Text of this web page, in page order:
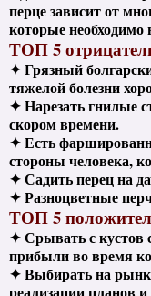
перце зависит от
которые необходимо
ТОП 5
✦ Грязный
тяжелой болезни
✦ Нарезать гнилые
скором времени.
✦ Есть
стороны человека,
✦ Садить перец на
✦ Разноцветные
ТОП 5
✦ Срывать с кустов
прибыли во время
✦ Выбирать на
реализации планов и